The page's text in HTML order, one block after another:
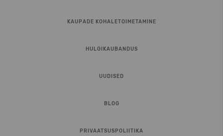
KAUPADE KOHALETOIMETAMINE
HULGIKAUBANDUS
UUDISED
BLOG
PRIVAATSUSPOLIITIKA